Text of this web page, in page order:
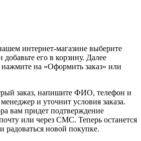
интернет-магазине выберите
его в корзину. Далее
на «Оформить заказ» или
заказ, напишите ФИО, телефон и
и уточнит условия заказа.
вам придет подтверждение
или через СМС. Теперь останется
радоваться новой покупке.